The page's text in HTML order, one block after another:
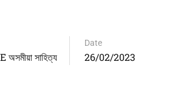
সাহিত্য
Date
26/02/2023